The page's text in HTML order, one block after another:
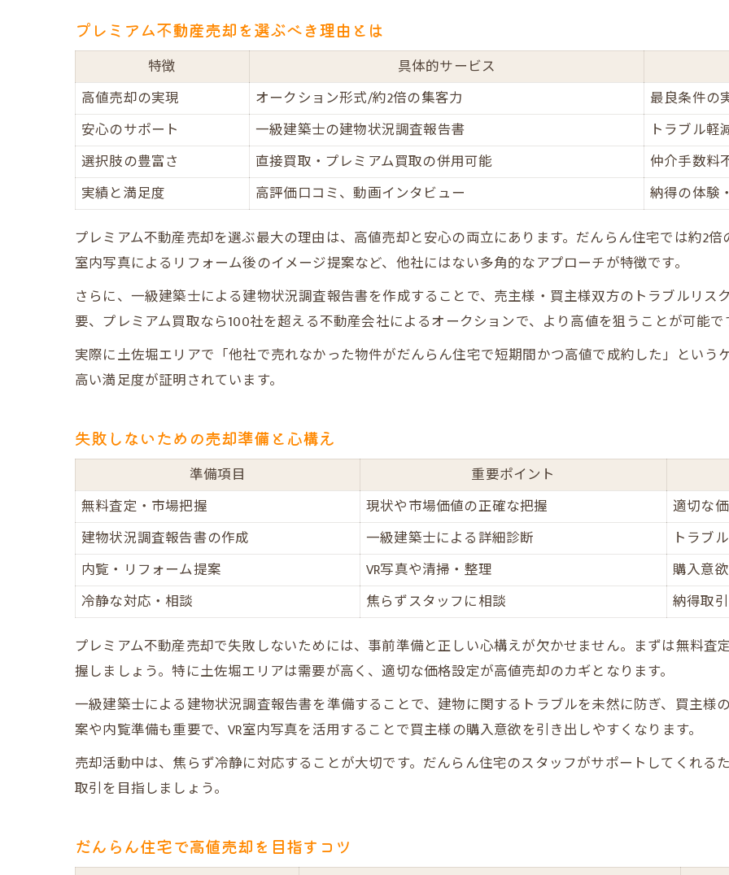
プレミアム不動産売却で変わる理由
従来の売却とプレミアム不動産売却の違い
だんらん住宅ならではの売却体験とは
高評価口コミが裏付ける満足度の秘密
オリジナル図面で集客が2倍に増える理由
売却後の新生活イメージ提案の効果
リスク回避と安心を生む売却方法
トラブルを防ぐプレミアム不動産売却の仕組み
建物状況調査報告書が安心をもたらす理由
売主・買主双方にメリットがある売却方法
プレミアム不動産売却を選ぶべき理由とは
特徴
具体的サービス
高値売却の実現
オークション形式/約2倍の集客力
最良条件の
安心のサポート
一級建築士の建物状況調査報告書
トラブル軽
選択肢の豊富さ
直接買取・プレミアム買取の併用可能
仲介手数料
実績と満足度
高評価口コミ、動画インタビュー
納得の体験
プレミアム不動産売却を選ぶ最大の理由は、高値売却と安心の両立にあります。だんらん住宅では約2
室内写真によるリフォーム後のイメージ提案など、他社にはない多角的なアプローチが特徴です。
さらに、一級建築士による建物状況調査報告書を作成することで、売主様・買主様双方のトラブルリ
要、プレミアム買取なら100社を超える不動産会社によるオークションで、より高値を狙うことが可能で
実際に土佐堀エリアで「他社で売れなかった物件がだんらん住宅で短期間かつ高値で成約した」という
高い満足度が証明されています。
失敗しないための売却準備と心構え
準備項目
重要ポイント
無料査定・市場把握
現状や市場価値の正確な把握
適切な
建物状況調査報告書の作成
一級建築士による詳細診断
トラブ
内覧・リフォーム提案
VR写真や清掃・整理
購入意
冷静な対応・相談
焦らずスタッフに相談
納得取
プレミアム不動産売却で失敗しないためには、事前準備と正しい心構えが欠かせません。まずは無料査
握しましょう。特に土佐堀エリアは需要が高く、適切な価格設定が高値売却のカギとなります。
一級建築士による建物状況調査報告書を準備することで、建物に関するトラブルを未然に防ぎ、買主様
案や内覧準備も重要で、VR室内写真を活用することで買主様の購入意欲を引き出しやすくなります。
売却活動中は、焦らず冷静に対応することが大切です。だんらん住宅のスタッフがサポートしてくれる
取引を目指しましょう。
だんらん住宅で高値売却を目指すコツ